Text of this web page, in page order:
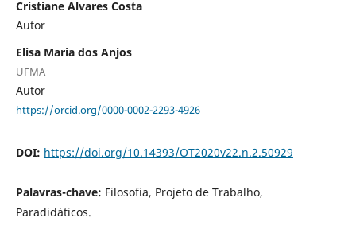
Cristiane Alvares Costa
Autor
Elisa Maria dos Anjos
UFMA
Autor
https://orcid.org/0000-0002-2293-4926
DOI: https://doi.org/10.14393/OT2020v22.n.2.50929
Palavras-chave: Filosofia, Projeto de Trabalho,
Paradidáticos.